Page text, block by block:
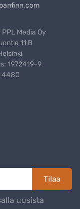
Media Oy
11 B
1972419-9
4480
Tilaa
uusista